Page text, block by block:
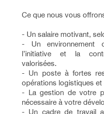
Ce que nous vous
- Un salaire motivant,
- Un environnement
l’initiative et la
valorisées.
- Un poste à fortes
opérations logistiques et
- La gestion de votre
nécessaire à votre
- Un cadre de travail